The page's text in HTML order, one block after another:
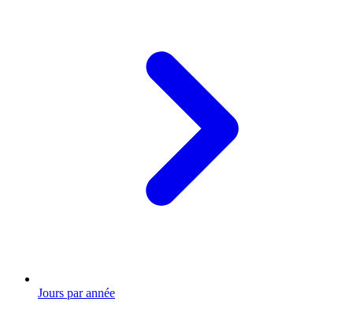
Jours par année